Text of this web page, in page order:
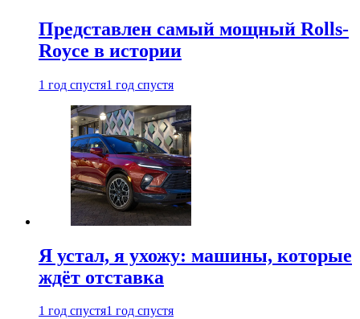
Представлен самый мощный Rolls-
Royce в истории
1 год спустя1 год спустя
Я устал, я ухожу: машины, которые
ждёт отставка
1 год спустя1 год спустя